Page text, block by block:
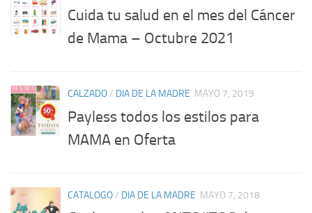
Cuida tu salud en el mes del Cáncer
de Mama – Octubre 2021
CALZADO/ DIA DE LA MADRE MAYO 7, 2019
Payless todos los estilos para
MAMA en Oferta
CATALOGO/ DIA DE LA MADRE MAYO 7, 2018